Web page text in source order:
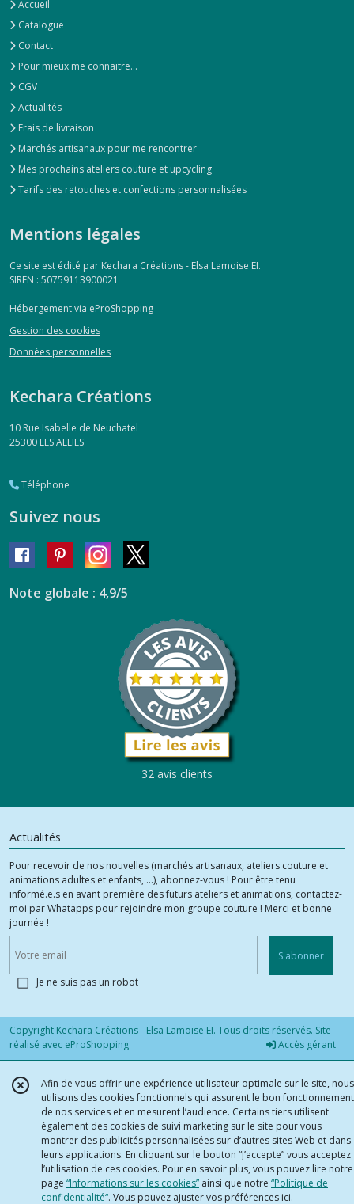
Accueil
Catalogue
Contact
Pour mieux me connaitre...
CGV
Actualités
Frais de livraison
Marchés artisanaux pour me rencontrer
Mes prochains ateliers couture et upcycling
Tarifs des retouches et confections personnalisées
Mentions légales
Ce site est édité par Kechara Créations - Elsa Lamoise EI.
SIREN : 50759113900021
Hébergement via eProShopping
Gestion des cookies
Données personnelles
Kechara Créations
10 Rue Isabelle de Neuchatel
25300 LES ALLIES
Téléphone
Suivez nous
Note globale : 4,9/5
32 avis clients
Actualités
Pour recevoir de nos nouvelles (marchés artisanaux, ateliers couture et
animations adultes et enfants, ...), abonnez-vous ! Pour être tenu
informé.e.s en avant première des futurs ateliers et animations, contactez-
moi par Whatapps pour rejoindre mon groupe couture ! Merci et bonne
journée !
S'abonner
Je ne suis pas un robot
Copyright Kechara Créations - Elsa Lamoise EI. Tous droits réservés. Site
réalisé avec eProShopping Accès gérant
Afin de vous offrir une expérience utilisateur optimale sur le site, nous
utilisons des cookies fonctionnels qui assurent le bon fonctionnement
de nos services et en mesurent l’audience. Certains tiers utilisent
également des cookies de suivi marketing sur le site pour vous
montrer des publicités personnalisées sur d’autres sites Web et dans
leurs applications. En cliquant sur le bouton “J’accepte” vous acceptez
l’utilisation de ces cookies. Pour en savoir plus, vous pouvez lire notre
page “Informations sur les cookies” ainsi que notre “Politique de
confidentialité“. Vous pouvez ajuster vos préférences ici.